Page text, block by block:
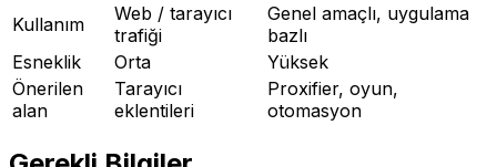
Kullanım
Web / tarayıcı
trafiği
Genel amaçlı, uygulama
bazlı
Esneklik
Orta
Yüksek
Önerilen
alan
Tarayıcı
eklentileri
Proxifier, oyun,
otomasyon